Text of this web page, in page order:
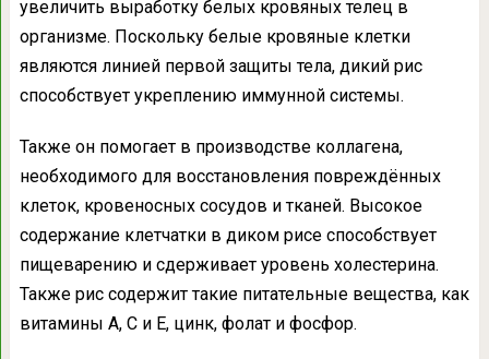
увеличить выработку белых кровяных телец в
организме. Поскольку белые кровяные клетки
являются линией первой защиты тела, дикий рис
способствует укреплению иммунной системы.
Также он помогает в производстве коллагена,
необходимого для восстановления повреждённых
клеток, кровеносных сосудов и тканей. Высокое
содержание клетчатки в диком рисе способствует
пищеварению и сдерживает уровень холестерина.
Также рис содержит такие питательные вещества, как
витамины A, C и E, цинк, фолат и фосфор.